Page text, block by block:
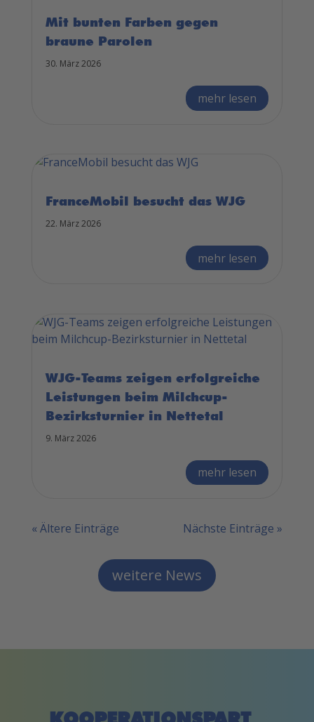
Mit bunten Farben gegen
braune Parolen
30. März 2026
mehr lesen
FranceMobil besucht das WJG
22. März 2026
mehr lesen
WJG-Teams zeigen erfolgreiche
Leistungen beim Milchcup-
Bezirksturnier in Nettetal
9. März 2026
mehr lesen
« Ältere Einträge Nächste Einträge »
weitere News